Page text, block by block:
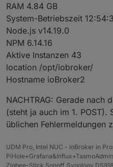
RAM 4.84 GB
System-Betriebszeit
Node.js v14.19.0
NPM 6.14.16
Aktive Instanzen 43
location /opt/iobroker/
Hostname ioBroker2
NACHTRAG: Gerade nach
(steht ja auch im 1. POST).
üblichen Fehlermeldungen
UDM Pro, Intel NUC - ioBroker in
Zigbee-Stick Sonoff, Synology